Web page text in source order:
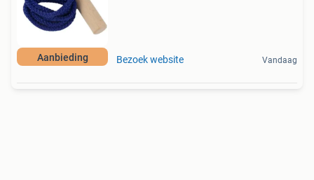
Aanbieding Bezoek website Vandaag